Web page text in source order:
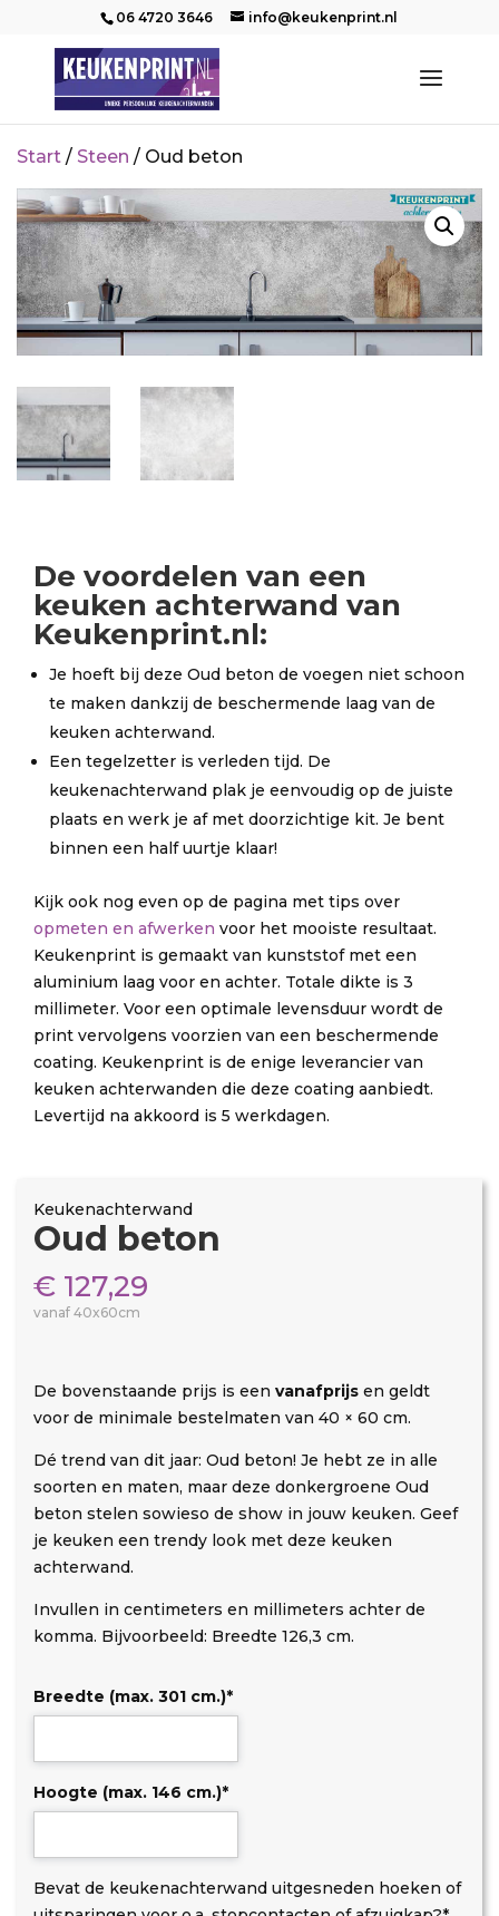
06 4720 3646 info@keukenprint.nl
Start / Steen / Oud beton
De voordelen van een
keuken achterwand van
Keukenprint.nl:
Je hoeft bij deze Oud beton de voegen niet schoon
te maken dankzij de beschermende laag van de
keuken achterwand.
Een tegelzetter is verleden tijd. De
keukenachterwand plak je eenvoudig op de juiste
plaats en werk je af met doorzichtige kit. Je bent
binnen een half uurtje klaar!
Kijk ook nog even op de pagina met tips over
opmeten en afwerken voor het mooiste resultaat.
Keukenprint is gemaakt van kunststof met een
aluminium laag voor en achter. Totale dikte is 3
millimeter. Voor een optimale levensduur wordt de
print vervolgens voorzien van een beschermende
coating. Keukenprint is de enige leverancier van
keuken achterwanden die deze coating aanbiedt.
Levertijd na akkoord is 5 werkdagen.
Keukenachterwand
Oud beton
€ 127,29
vanaf 40x60cm
De bovenstaande prijs is een vanafprijs en geldt
voor de minimale bestelmaten van 40 × 60 cm.
Dé trend van dit jaar: Oud beton! Je hebt ze in alle
soorten en maten, maar deze donkergroene Oud
beton stelen sowieso de show in jouw keuken. Geef
je keuken een trendy look met deze keuken
achterwand.
Invullen in centimeters en millimeters achter de
komma. Bijvoorbeeld: Breedte 126,3 cm.
Breedte (max. 301 cm.)*
Hoogte (max. 146 cm.)*
D
O
U
Bevat de keukenachterwand uitgesneden hoeken of